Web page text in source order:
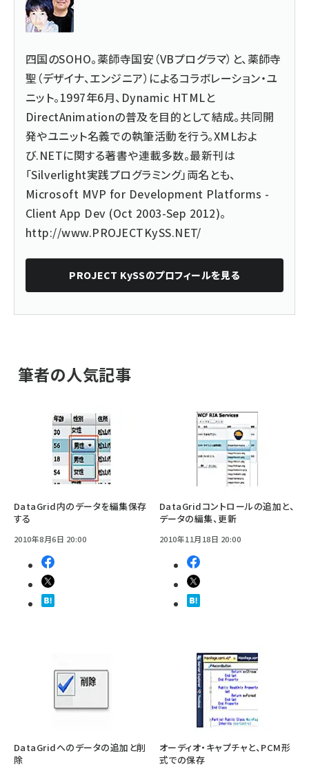
四国のSOHO。薬師寺国安（VBプログラマ）と、薬師寺
聖（デザイナ、エンジニア）によるコラボレーション・ユ
ニット。1997年6月、Dynamic HTMLと
DirectAnimationの普及を目的として結成。共同開
発やユニット名義での執筆活動を行う。XMLおよ
び.NETに関する著書や連載多数。最新刊は
「Silverlight実践プログラミング」両名とも、
Microsoft MVP for Development Platforms -
Client App Dev (Oct 2003-Sep 2012)。
http://www.PROJECTKySS.NET/
PROJECT KySSのプロフィールを見る
筆者の人気記事
DataGrid内のデータを編集保存
する
2010年8月6日 20:00
DataGridコントロールの追加と、
データの編集、更新
2010年11月18日 20:00
DataGridへのデータの追加と削
除
オーディオ・キャプチャと、PCM形
式での保存